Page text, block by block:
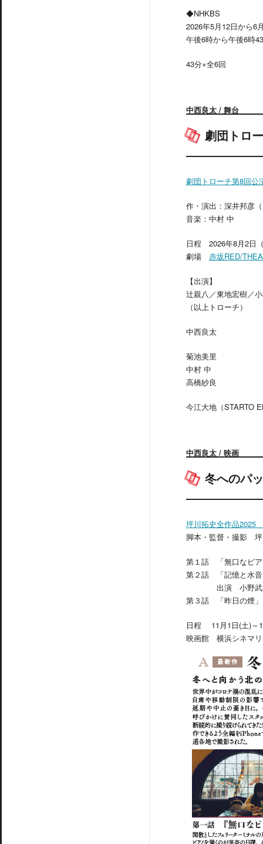
◆NHKBS
2026年5月12日から6
午後6時から午後6時
43分×全6回
中西良太 / 舞台
劇団トロ
劇団トローチ第8回公
作・演出：深井邦彦
音楽：中村 中
日程 2026年8月2日
劇場 赤坂RED/
【出演】
辻親八／東地宏樹／
（以上トローチ）
中西良太
菊池美里
中村 中
高橋紗良
今江大地（STARTO
中西良太 / 映画
冬へのパ
坪川拓史全作品2025
脚本・監督・撮影
第１話 「無口なピ
第２話 「記憶と水
出演 小野
第３話 「昨日の煙」
日程 11月1日(土)～
映画館 横浜シネマ